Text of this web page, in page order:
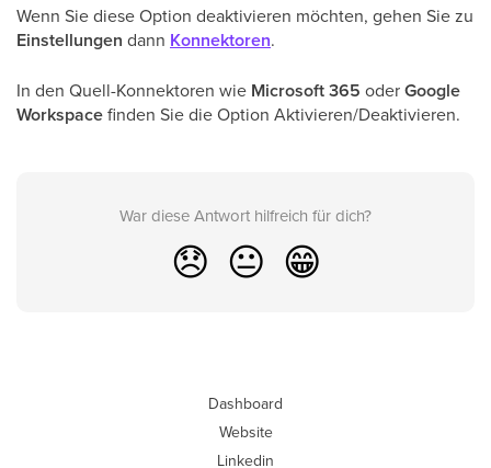
Wenn Sie diese Option deaktivieren möchten, gehen Sie zu
Einstellungen dann Konnektoren.
In den Quell-Konnektoren wie Microsoft 365 oderGoogle
Workspacefinden Sie die Option Aktivieren/Deaktivieren.
War diese Antwort hilfreich für dich?
😞 😐 😁
Dashboard
Website
Linkedin